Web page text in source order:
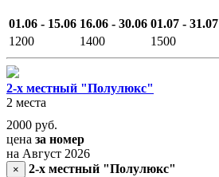
01.06 - 15.06 16.06 - 30.06 01.07 - 31.07
1200
1400 1500
2-х местный "Полулюкс"
2 места
2000 руб.
цена за номер
на Август 2026
×
2-х местный "Полулюкс"